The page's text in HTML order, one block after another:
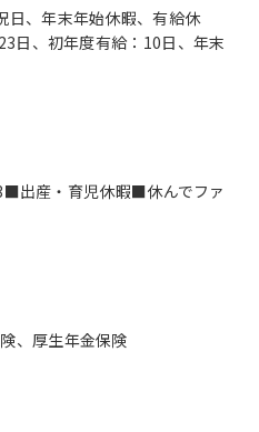
日、年末年始休暇、有給休
日、初年度有給：10日、年末
出産・育児休暇■休んでファ
、厚生年金保険